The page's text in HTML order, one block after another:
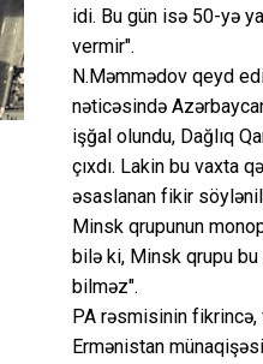
idi. Bu gün isə 50-yə
vermir".
N.Məmmədov qeyd
nəticəsində
işğal olundu, Dağlıq
çıxdı. Lakin bu vaxta
əsaslanan fikir
Minsk qrupunun
bilə ki, Minsk qrupu
bilməz".
PA rəsmisinin
Ermənistan